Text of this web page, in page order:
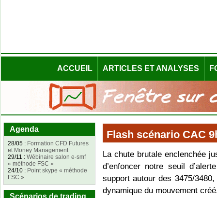
ACCUEIL ARTICLES ET ANALYSES
Agenda
28/05 : Formation CFD Futures
et Money Management
29/11 : Wébinaire salon e-smf
« méthode FSC »
24/10 : Point skype « méthode
FSC »
Scénarios de trading
Flash scénario CAC
La chute brutale enclenchée
d’enfoncer notre seuil
support autour des 3475/
dynamique du mouvement